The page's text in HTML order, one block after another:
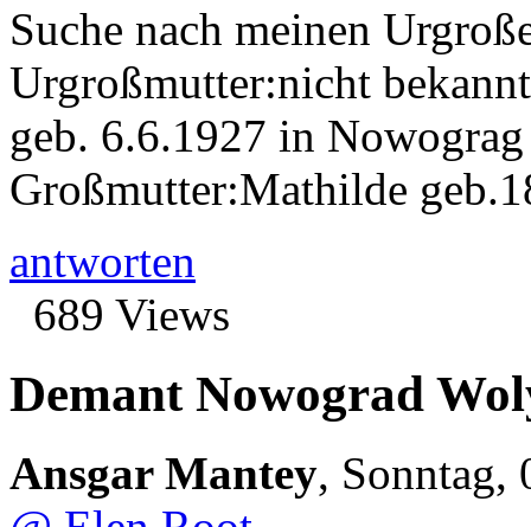
Suche nach meinen
Urgroßmutter:nicht
geb. 6.6.1927 in
Großmutter:Mathilde
antworten
689 Views
Demant Nowograd
Ansgar Mantey, Sonntag,